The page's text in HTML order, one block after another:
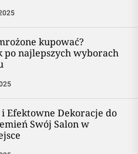
kupować?
po najlepszych wyborach
i Efektowne Dekoracje do
Swój Salon w